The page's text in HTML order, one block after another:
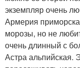
экземпляр очень
Армерия
морозы, но не
очень длинный с
Астра альпийская.